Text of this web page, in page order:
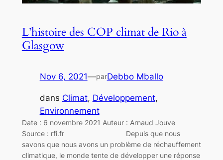
L’histoire des COP climat de Rio à
Glasgow
Nov 6, 2021—parDebbo Mballo
dans Climat, Développement
Environnement
Date : 6 novembre 2021 Auteur : Arnaud Jouve
Source : rfi.fr Depuis que nous
savons que nous avons un problème de réchauffement
climatique, le monde tente de développer une réponse